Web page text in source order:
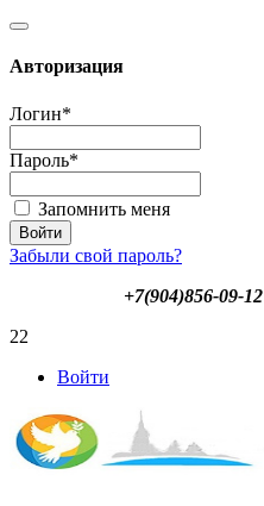
Авторизация
Логин*
Пароль*
Запомнить меня
Забыли свой пароль?
+7(904)856-09-12
22
Войти